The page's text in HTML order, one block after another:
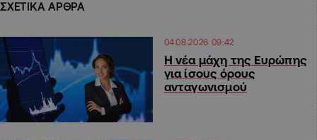
ΣΧΕΤΙΚΑ ΑΡΘΡΑ
04.08.2026 09:42
Η νέα μάχη της Ευρώπης
για ίσους όρους
ανταγωνισμού